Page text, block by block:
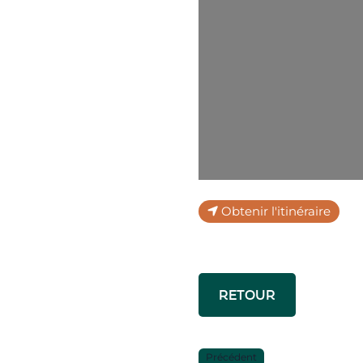
Obtenir l'itinéraire
RETOUR
Précédent